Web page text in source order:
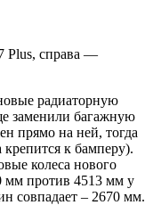
Plus, справа —
радиаторную
заменили багажную
прямо на ней, тогда
к бамперу).
колеса нового
мм против 4513 мм у
совпадает – 2670 мм.